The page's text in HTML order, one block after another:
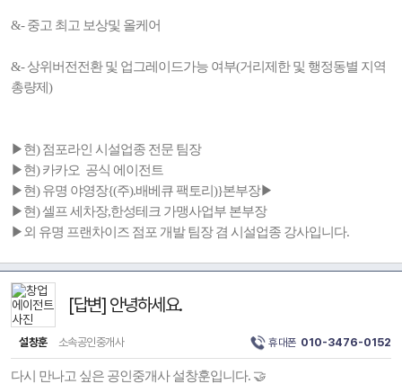
&- 중고 최고 보상및 올케어
&- 상위버전전환 및 업그레이드가능 여부(거리제한 및 행정동별 지역
총량제)
▶현) 점포라인 시설업종 전문 팀장
▶현) 카카오 공식 에이전트
▶현) 유명 야영장{(주).배베큐 팩토리)}본부장▶
▶현) 셀프 세차장,한성테크 가맹사업부 본부장
▶외 유명 프랜차이즈 점포 개발 팀장 겸 시설업종 강사입니다.
[답변] 안녕하세요.
설창훈 소속공인중개사 휴대폰 010-3476-0152
다시 만나고 싶은 공인중개사 설창훈입니다. 🤝